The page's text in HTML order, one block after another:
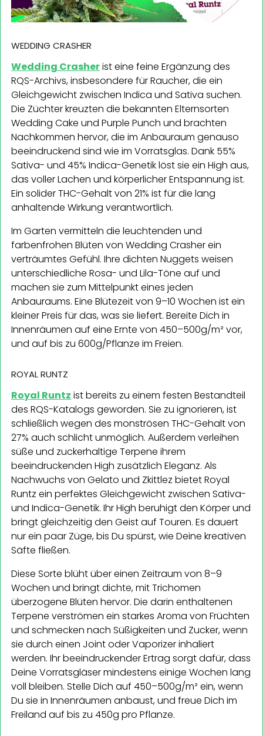
WEDDING CRASHER
Wedding Crasherist eine feine Ergänzung des
RQS-Archivs, insbesondere für Raucher, die ein
Gleichgewicht zwischen Indica und Sativa suchen.
Die Züchter kreuzten die bekannten Elternsorten
Wedding Cake und Purple Punch und brachten
Nachkommen hervor, die im Anbauraum genauso
beeindruckend sind wie im Vorratsglas. Dank 55%
Sativa- und 45% Indica-Genetik löst sie ein High aus,
das voller Lachen und körperlicher Entspannung ist.
Ein solider THC-Gehalt von 21% ist für die lang
anhaltende Wirkung verantwortlich.
Im Garten vermitteln die leuchtenden und
farbenfrohen Blüten von Wedding Crasher ein
verträumtes Gefühl. Ihre dichten Nuggets weisen
unterschiedliche Rosa- und Lila-Töne auf und
machen sie zum Mittelpunkt eines jeden
Anbauraums. Eine Blütezeit von 9–10 Wochen ist ein
kleiner Preis für das, was sie liefert. Bereite Dich in
Innenräumen auf eine Ernte von 450–500g/m² vor,
und auf bis zu 600g/Pflanze im Freien.
ROYAL RUNTZ
Royal Runtz ist bereits zu einem festen Bestandteil
des RQS-Katalogs geworden. Sie zu ignorieren, ist
schließlich wegen des monströsen THC-Gehalt von
27% auch schlicht unmöglich. Außerdem verleihen
süße und zuckerhaltige Terpene ihrem
beeindruckenden High zusätzlich Eleganz. Als
Nachwuchs von Gelato und Zkittlez bietet Royal
Runtz ein perfektes Gleichgewicht zwischen Sativa-
und Indica-Genetik. Ihr High beruhigt den Körper und
bringt gleichzeitig den Geist auf Touren. Es dauert
nur ein paar Züge, bis Du spürst, wie Deine kreativen
Säfte fließen.
Diese Sorte blüht über einen Zeitraum von 8–9
Wochen und bringt dichte, mit Trichomen
überzogene Blüten hervor. Die darin enthaltenen
Terpene verströmen ein starkes Aroma von Früchten
und schmecken nach Süßigkeiten und Zucker, wenn
sie durch einen Joint oder Vaporizer inhaliert
werden. Ihr beeindruckender Ertrag sorgt dafür, dass
Deine Vorratsgläser mindestens einige Wochen lang
voll bleiben. Stelle Dich auf 450–500g/m² ein, wenn
Du sie in Innenräumen anbaust, und freue Dich im
Freiland auf bis zu 450g pro Pflanze.